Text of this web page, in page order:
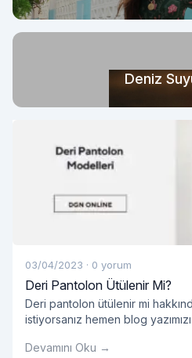
Takım Modelleri
Deniz
03/04/2023 · 0 yorum
Deri Pantolon Ütülenir Mi?
Deri pantolon ütülenir mi
istiyorsanız hemen blog yazımızı
Devamını Oku →